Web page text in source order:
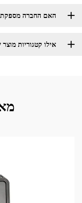
האם החברה מספקת
אילו קטגוריות